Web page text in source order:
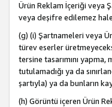
Ürün Reklam İçeriği veya
veya deşifre edilemez
(g) (i) Şartnameleri veya
türev eserler
tersine tasarımını
tutulamadığı ya da
şartıyla) ya da bunların
(h) Görüntü içeren Ürün